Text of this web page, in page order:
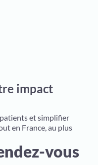
impact
et simplifier
en France, au plus
vous